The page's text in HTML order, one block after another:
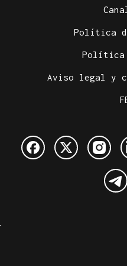
Política
Política
Aviso legal y